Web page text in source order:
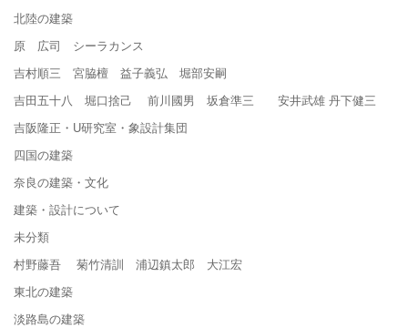
北陸の建築
原 広司 シーラカンス
吉村順三 宮脇檀 益子義弘 堀部安嗣
吉田五十八 堀口捨己 前川國男 坂倉準三 安井武雄 丹下健三
吉阪隆正・U研究室・象設計集団
四国の建築
奈良の建築・文化
建築・設計について
未分類
村野藤吾 菊竹清訓 浦辺鎮太郎 大江宏
東北の建築
淡路島の建築